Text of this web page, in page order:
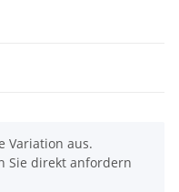
Variation aus.
Sie direkt anfordern